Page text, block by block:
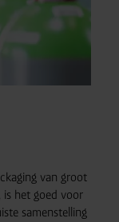
van groot
is het goed voor
samenstelling